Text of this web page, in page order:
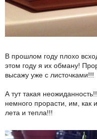
В прошлом году плохо
этом году я их обману!
высажу уже с листочками!!!
А тут такая
немного прорасти, им, как
лета и тепла!!!